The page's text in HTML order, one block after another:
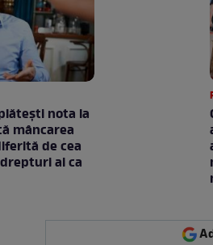
nota la
mâncarea
de cea
ai ca